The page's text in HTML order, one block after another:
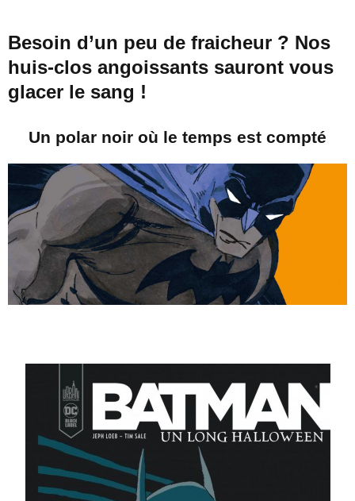
Besoin d’un peu de fraicheur ? Nos
huis-clos angoissants sauront vous
glacer le sang !
Un polar noir où le temps est compté